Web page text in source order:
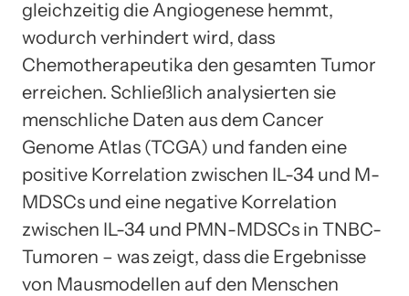
gleichzeitig die Angiogenese hemmt,
wodurch verhindert wird, dass
Chemotherapeutika den gesamten Tumor
erreichen. Schließlich analysierten sie
menschliche Daten aus dem Cancer
Genome Atlas (TCGA) und fanden eine
positive Korrelation zwischen IL-34 und M-
MDSCs und eine negative Korrelation
zwischen IL-34 und PMN-MDSCs in TNBC-
Tumoren – was zeigt, dass die Ergebnisse
von Mausmodellen auf den Menschen